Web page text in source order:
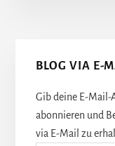
BLOG VIA E-
Gib deine E-Mail-
abonnieren und
via E-Mail zu